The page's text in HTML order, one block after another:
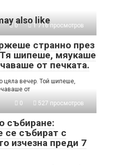
also like
0 1 716 просмотров
странно през
шипеше, мяукаше
от печката.
цяла вечер. Той шипеше,
от
0 527 просмотров
събиране:
се събират с
изчезна преди 7